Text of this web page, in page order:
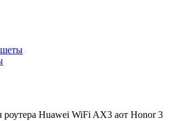
роутера Huawei WiFi AX3 aот Honor 3